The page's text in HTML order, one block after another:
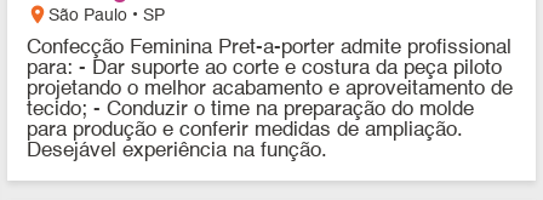
location_onSão Paulo • SP
Confecção Feminina Pret-a-porter admite profissional
para: - Dar suporte ao corte e costura da peça piloto
projetando o melhor acabamento e aproveitamento de
tecido; - Conduzir o time na preparação do molde
para produção e conferir medidas de ampliação.
Desejável experiência na função.